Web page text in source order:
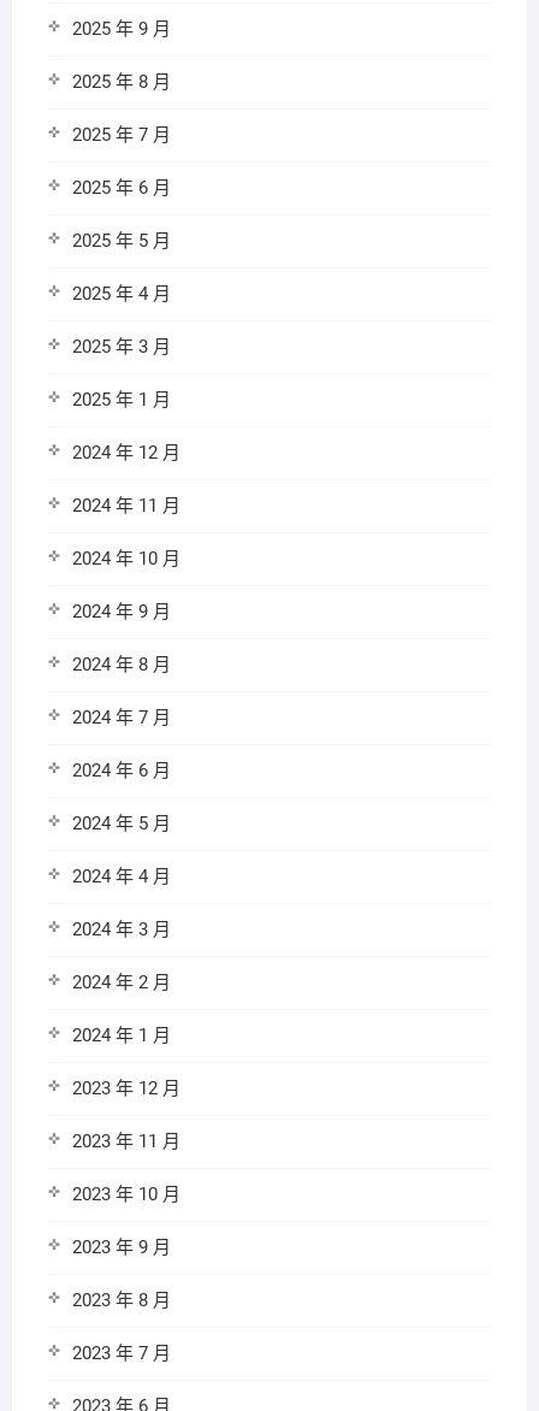
2025 年 9 月
2025 年 8 月
2025 年 7 月
2025 年 6 月
2025 年 5 月
2025 年 4 月
2025 年 3 月
2025 年 1 月
2024 年 12 月
2024 年 11 月
2024 年 10 月
2024 年 9 月
2024 年 8 月
2024 年 7 月
2024 年 6 月
2024 年 5 月
2024 年 4 月
2024 年 3 月
2024 年 2 月
2024 年 1 月
2023 年 12 月
2023 年 11 月
2023 年 10 月
2023 年 9 月
2023 年 8 月
2023 年 7 月
2023 年 6 月